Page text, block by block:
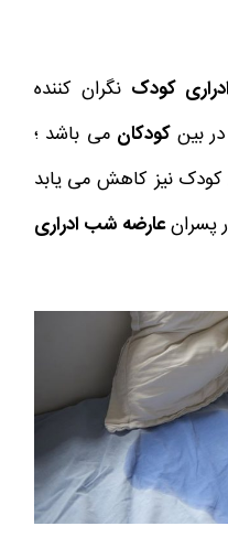
کودکنگران کننده
بینکودکانمی باشد ؛
نیز کاهش می یابد
عارضه شب ادراری